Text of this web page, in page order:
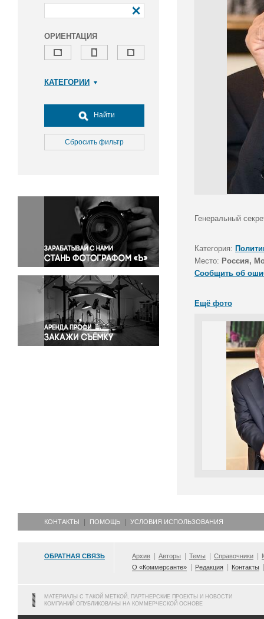
ОРИЕНТАЦИЯ
КАТЕГОРИИ
Досуг, туризм и отдых
Культура
Медицина
Окружающая среда
Политика
Правосудие
Происшествия и конфликты
Религия
Светская жизнь
Спорт
Экология
Экономика и бизнес
Найти
Сбросить фильтр
Генеральный
Категория:
Место: Россия,
Сообщить об
Ещё фото
КОНТАКТЫ ПОМОЩЬ УСЛОВИЯ ИСПОЛЬЗОВАНИЯ
ОБРАТНАЯ СВЯЗЬ Архив Авторы Темы Справочники
О «Коммерсанте»
Редакция Контакты
МАТЕРИАЛЫ С ТАКОЙ МЕТКОЙ, ПАРТНЕРСКИЕ ПРОЕКТЫ И НОВОСТИ
КОМПАНИЙ ОПУБЛИКОВАНЫ НА КОММЕРЧЕСКОЙ ОСНОВЕ